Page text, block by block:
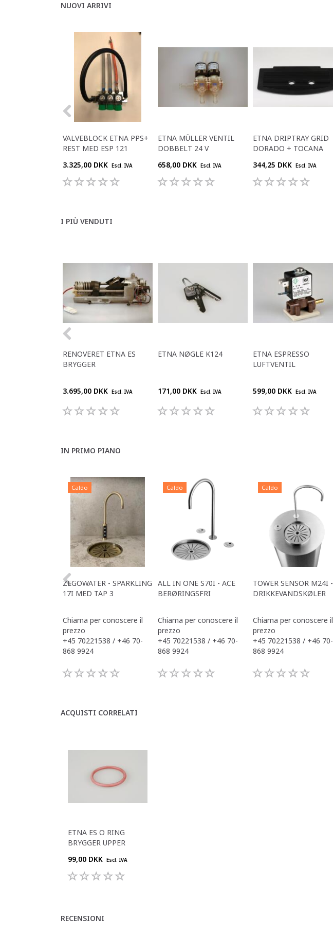
NUOVI ARRIVI
VALVEBLOCK ETNA PPS+
REST MED ESP 121
3.325,00 DKK
Escl. IVA
ETNA MÜLLER VENTIL
DOBBELT 24 V
658,00 DKK
Escl. IVA
ETNA DRIPTRAY GRID
DORADO + TOCANA
344,25 DKK
Escl. IVA
I PIÙ VENDUTI
RENOVERET ETNA ES
BRYGGER
3.695,00 DKK Escl. IVA
ETNA NØGLE K124
171,00 DKK Escl. IVA
ETNA ESPRESSO
LUFTVENTIL
599,00 DKK Escl. IVA
IN PRIMO PIANO
Caldo
ZEGOWATER - SPARKLING
17I MED TAP 3
Chiama per conoscere il
prezzo
+45 70221538 / +46 70-
868 9924
Caldo
ALL IN ONE S70I - ACE
BERØRINGSFRI
Chiama per conoscere il
prezzo
+45 70221538 / +46 70-
868 9924
Caldo
TOWER SENSOR M24I -
DRIKKEVANDSKØLER
Chiama per conoscere il
prezzo
+45 70221538 / +46 70-
868 9924
ACQUISTI CORRELATI
ETNA ES O RING
BRYGGER UPPER
99,00 DKK
Escl. IVA
RECENSIONI